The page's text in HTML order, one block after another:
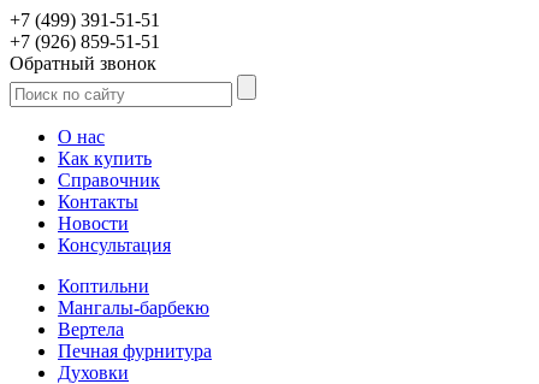
+7 (499) 391-51-51
+7 (926) 859-51-51
Обратный звонок
О нас
Как купить
Справочник
Контакты
Новости
Консультация
Коптильни
Мангалы-барбекю
Вертела
Печная фурнитура
Духовки